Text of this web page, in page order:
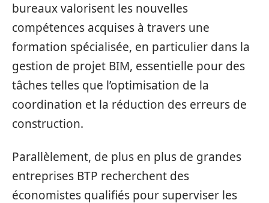
bureaux valorisent les nouvelles
compétences acquises à travers une
formation spécialisée, en particulier dans la
gestion de projet BIM, essentielle pour des
tâches telles que l’optimisation de la
coordination et la réduction des erreurs de
construction.
Parallèlement, de plus en plus de grandes
entreprises BTP recherchent des
économistes qualifiés pour superviser les